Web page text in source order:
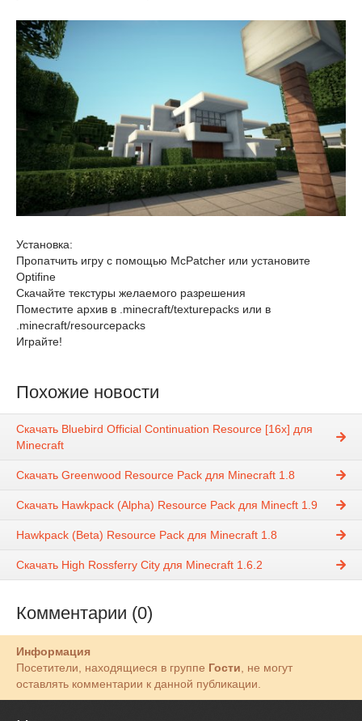
Установка:
Пропатчить игру с помощью McPatcher или установите
Optifine
Скачайте текстуры желаемого разрешения
Поместите архив в .minecraft/texturepacks или в
.minecraft/resourcepacks
Играйте!
Похожие новости
Скачать Bluebird Official Continuation Resource [16x] для
Minecraft
Скачать Greenwood Resource Pack для Minecraft 1.8
Скачать Hawkpack (Alpha) Resource Pack для Minecft 1.9
Hawkpack (Beta) Resource Pack для Minecraft 1.8
Скачать High Rossferry City для Minecraft 1.6.2
Комментарии (0)
Информация
Посетители, находящиеся в группе Гости , не могут
оставлять комментарии к данной публикации.